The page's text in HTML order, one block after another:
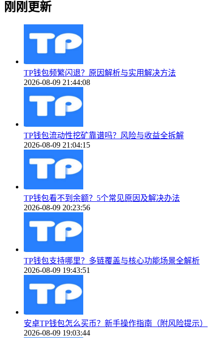
刚刚更新
TP钱包频繁闪退？原因解析与实用解决方法
2026-08-09 21:44:08
TP钱包流动性挖矿靠谱吗？风险与收益全拆解
2026-08-09 21:04:15
TP钱包看不到余额？5个常见原因及解决办法
2026-08-09 20:23:56
TP钱包支持哪里？多链覆盖与核心功能场景全解析
2026-08-09 19:43:51
安卓TP钱包怎么买币？新手操作指南（附风险提示）
2026-08-09 19:03:44